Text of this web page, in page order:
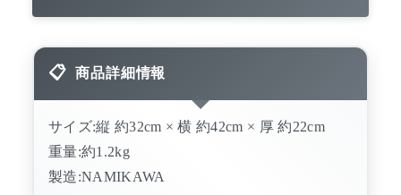
商品詳細情報
サイズ:縦 約32cm × 横 約42cm × 厚 約22cm
重量:約1.2kg
製造:NAMIKAWA